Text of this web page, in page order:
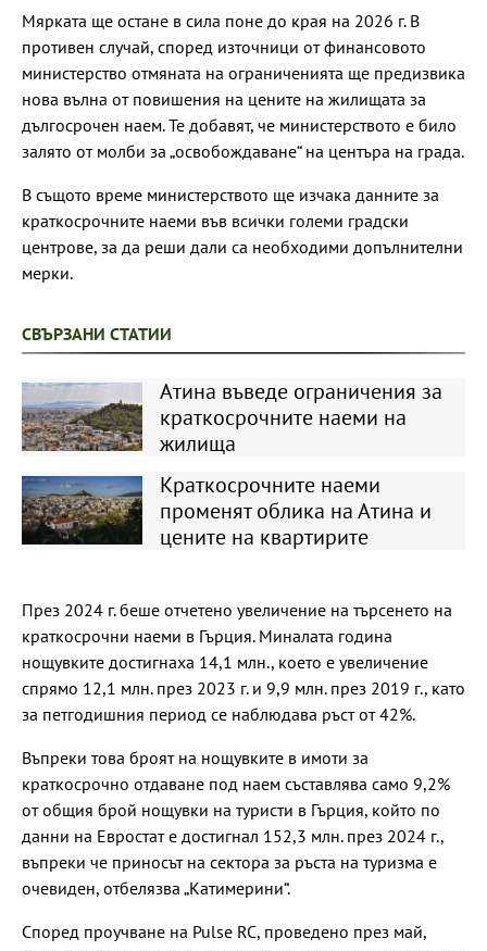
Мярката ще остане в сила поне до края на 2026 г. В
противен случай, според източници от финансовото
министерство отмяната на ограниченията ще предизвика
нова вълна от повишения на цените на жилищата за
дългосрочен наем. Те добавят, че министерството е било
залято от молби за „освобождаване“ на центъра на града.
В същото време министерството ще изчака данните за
краткосрочните наеми във всички големи градски
центрове, за да реши дали са необходими допълнителни
мерки.
СВЪРЗАНИ СТАТИИ
Атина въведе ограничения за
краткосрочните наеми на
жилища
Краткосрочните наеми
променят облика на Атина и
цените на квартирите
През 2024 г. беше отчетено увеличение на търсенето на
краткосрочни наеми в Гърция. Миналата година
нощувките достигнаха 14,1 млн., което е увеличение
спрямо 12,1 млн. през 2023 г. и 9,9 млн. през 2019 г., като
за петгодишния период се наблюдава ръст от 42%.
Въпреки това броят на нощувките в имоти за
краткосрочно отдаване под наем съставлява само 9,2%
от общия брой нощувки на туристи в Гърция, който по
данни на Евростат е достигнал 152,3 млн. през 2024 г.,
въпреки че приносът на сектора за ръста на туризма е
очевиден, отбелязва „Катимерини“.
Според проучване на Pulse RC, проведено през май,